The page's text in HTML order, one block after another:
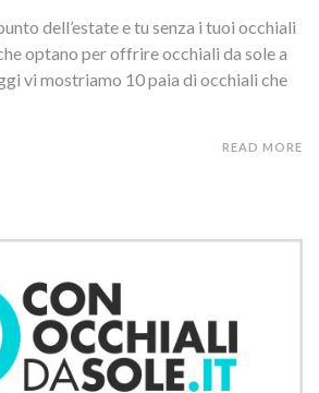
dell’estate e tu senza i tuoi occhiali
optano per offrire occhiali da sole a
vi mostriamo 10 paia di occhiali che
READ MORE